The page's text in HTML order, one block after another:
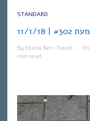
STANDARD
By Eliana Ben-David • On
min read